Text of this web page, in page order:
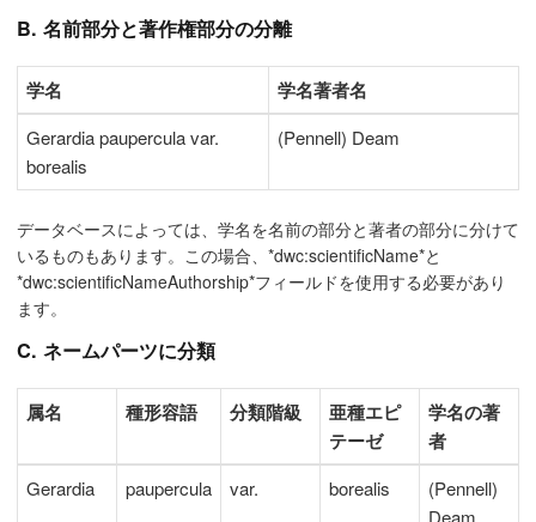
B. 名前部分と著作権部分の分離
学名 学名著者名
Gerardia paupercula var.
borealis
(Pennell) Deam
データベースによっては、学名を名前の部分と著者の部分に分けて
いるものもあります。この場合、*dwc:scientificName*と
*dwc:scientificNameAuthorship*フィールドを使用する必要があり
ます。
C. ネームパーツに分類
属名 種形容語 分類階級
亜種エピ
テーゼ
学名の著
者
Gerardia paupercula var. borealis
(Pennell)
Deam